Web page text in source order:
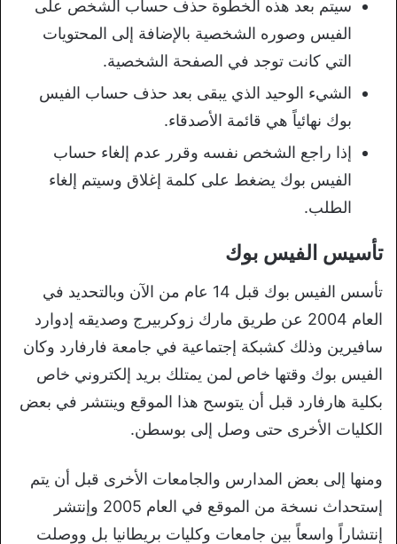
سيتم بعد هذه الخطوة حذف حساب الشخص على
الفيس وصوره الشخصية بالإضافة إلى المحتويات
التي كانت توجد في الصفحة الشخصية.
الشيء الوحيد الذي يبقى بعد حذف حساب الفيس
بوك نهائياً هي قائمة الأصدقاء.
إذا راجع الشخص نفسه وقرر عدم إلغاء حساب
الفيس بوك يضغط على كلمة إغلاق وسيتم إلغاء
الطلب.
تأسيس الفيس بوك
تأسس الفيس بوك قبل 14 عام من الآن وبالتحديد في
العام 2004 عن طريق مارك زوكربيرج وصديقه إدوارد
سافيرين وذلك كشبكة إجتماعية في جامعة فارفارد وكان
الفيس بوك وقتها خاص لمن يمتلك بريد إلكتروني خاص
بكلية هارفارد قبل أن يتوسح هذا الموقع وينتشر في بعض
الكليات الأخرى حتى وصل إلى بوسطن.
ومنها إلى بعض المدارس والجامعات الأخرى قبل أن يتم
إستحداث نسخة من الموقع في العام 2005 وإنتشر
إنتشاراً واسعاً بين جامعات وكليات بريطانيا بل ووصلت